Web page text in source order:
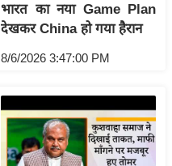
भारत का नया Game Plan
देखकर China हो गया हैरान
8/6/2026 3:47:00 PM